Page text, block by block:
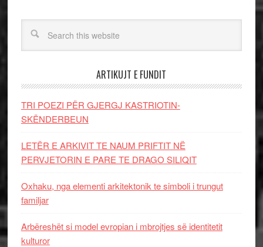
ARTIKUJT E FUNDIT
TRI POEZI PËR GJERGJ KASTRIOTIN-
SKËNDERBEUN
LETËR E ARKIVIT TE NAUM PRIFTIT NË
PERVJETORIN E PARE TE DRAGO SILIQIT
Oxhaku, nga elementi arkitektonik te simboli i trungut
familjar
Arbëreshët si model evropian i mbrojtjes së identitetit
kulturor